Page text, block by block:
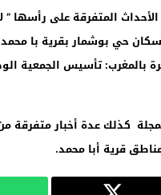
المتفرقة على رأسها
سكان حي بوشمار بقرية با
بالمغرب: تأسيس الجمعية
كذلك عدة أخبار متفرقة
قرية أبا محمد.